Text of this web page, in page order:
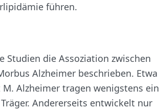
führen.
Studien die Assoziation zwischen
Alzheimer beschrieben. Etwa
Alzheimer tragen wenigstens ein
Andererseits entwickelt nur